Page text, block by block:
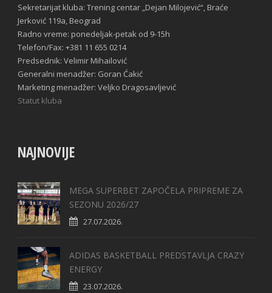
Sekretarijat kluba: Trening centar „Dejan Milojević“, Braće
Jerković 119a, Beograd
Radno vreme: ponedeljak-petak od 9-15h
Telefon/Fax: +381 11 655 0214
Predsednik: Velimir Mihailović
Generalni menadžer: Goran Ćakić
Marketing menadžer: Veljko Dragosavljević
Statut kluba
NAJNOVIJE
MEGA SUPERBET ZAPOČELA PRIPREME ZA
SEZONU 2026/27
27.07.2026.
ADIDAS BASKETBALL PREDSTAVLJA CRAZY
ENERGY
23.07.2026.